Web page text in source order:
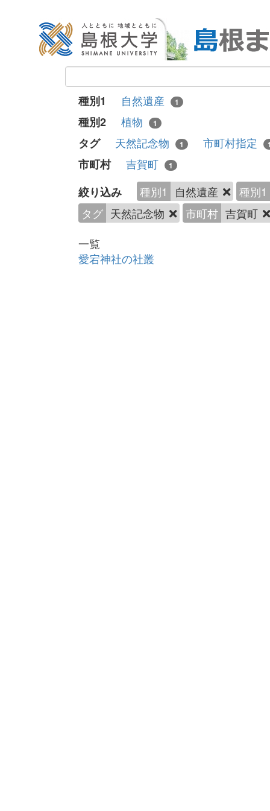
種別1 自然遺産 1
種別2 植物 1
タグ 天然記念物 1 市町村指定
市町村 吉賀町 1
絞り込み 種別1 自然遺産
種別1
タグ 天然記念物 市町村 吉賀町
一覧
愛宕神社の社叢